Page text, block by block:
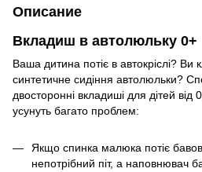
Описание
Вкладиш в автолюльку 0+
Ваша дитина потіє в автокріслі?
синтетичне сидіння автолюльки?
двосторонні вкладиші для дітей від
усунуть багато проблем:
Якщо спинка малюка потіє
непотрібний піт, а наповнювач